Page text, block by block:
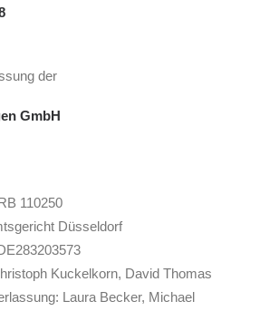
der
GmbH
110250
Düsseldorf
Kuckelkorn, David Thomas
Laura Becker, Michael